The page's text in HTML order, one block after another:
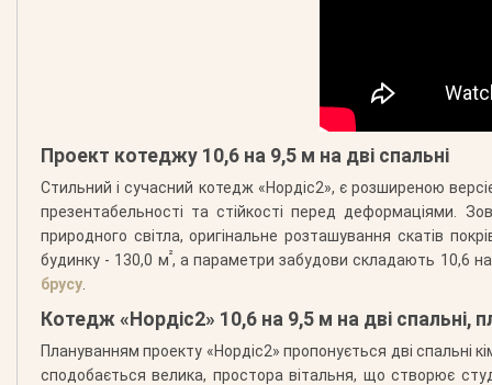
Проект котеджу 10,6 на 9,5 м на дві спальні
Стильний і сучасний котедж «Нордіс2», є розширеною
презентабельності та стійкості перед деформаціями.
природного світла, оригінальне розташування скатів
будинку - 130,0 м², а параметри забудови складають 10,6
брусу
Котедж «Нордіс2» 10,6 на 9,5 м на дві спальні,
Плануванням проекту «Нордіс2» пропонується дві спальні
сподобається велика, простора вітальня, що створює